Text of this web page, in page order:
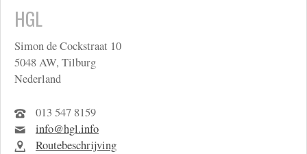
HGL
Simon de Cockstraat 10
5048 AW, Tilburg
Nederland
013 547 8159
info@hgl.info
Routebeschrijving